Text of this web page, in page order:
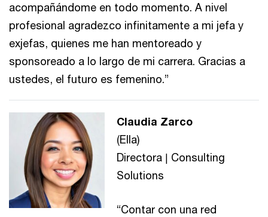
acompañándome en todo momento. A nivel
profesional agradezco infinitamente a mi jefa y
exjefas, quienes me han mentoreado y
sponsoreado a lo largo de mi carrera. Gracias a
ustedes, el futuro es femenino.”
Claudia Zarco
(Ella)
Directora | Consulting
Solutions
“Contar con una red